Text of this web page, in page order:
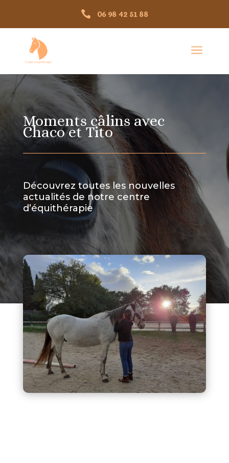
 06 98 42 51 88
a
Moments câlins avec
Chaco et Tito
Découvrez toutes les nouvelles
actualités de notre centre
d’équithérapie